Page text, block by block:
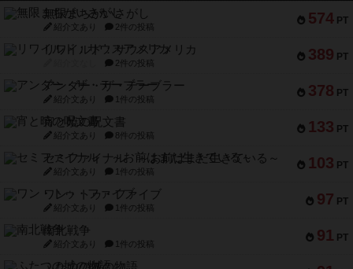
574 PT
無限まちがいさがし
紹介文あり 2件の投稿
389 PT
リワイルド：サウスアメリカ
2件の投稿
378 PT
アンダー・ザ・テーブラー
紹介文あり 1件の投稿
133 PT
宵と暁の呪文書
紹介文あり 8件の投稿
103 PT
セミファイナル ～お前はまだ生きている～
紹介文あり 1件の投稿
97 PT
ワン・トゥ・ファイブ
紹介文あり 1件の投稿
91 PT
南北戦争
紹介文あり 1件の投稿